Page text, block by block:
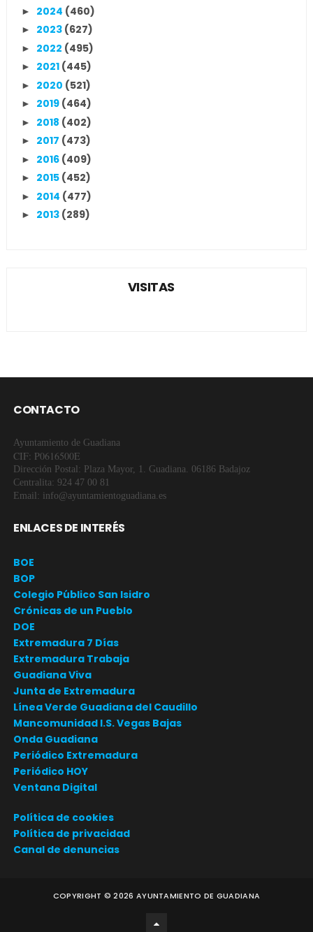
► 2024 (460)
► 2023 (627)
► 2022 (495)
► 2021 (445)
► 2020 (521)
► 2019 (464)
► 2018 (402)
► 2017 (473)
► 2016 (409)
► 2015 (452)
► 2014 (477)
► 2013 (289)
VISITAS
CONTACTO
Ayuntamiento de Guadiana
CIF: P0616500E
Dirección Postal: Plaza Mayor, 1. Guadiana. 06186 Badajoz
Centralita: 924 47 00 81
Email: info@ayuntamientoguadiana.es
ENLACES DE INTERÉS
BOE
BOP
Colegio Público San Isidro
Crónicas de un Pueblo
DOE
Extremadura 7 Días
Extremadura Trabaja
Guadiana Viva
Junta de Extremadura
Línea Verde Guadiana del Caudillo
Mancomunidad I.S. Vegas Bajas
Onda Guadiana
Periódico Extremadura
Periódico HOY
Ventana Digital
Política de cookies
Política de privacidad
Canal de denuncias
COPYRIGHT ©2026 AYUNTAMIENTO DE GUADIANA